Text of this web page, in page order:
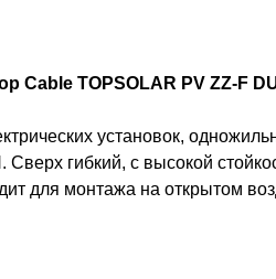
Cable TOPSOLAR PV ZZ-F
установок,
гибкий, с высокой
для монтажа на открытом